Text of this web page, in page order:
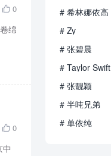
 0
绵
 0
# 希林娜依高
# Zy
# 张碧晨
# Taylor Swift
# 张靓颖
# 半吨兄弟
# 单依纯